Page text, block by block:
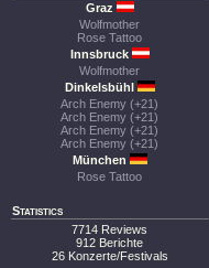
Graz
Wolfmother
Rose Tattoo
Innsbruck
Wolfmother
Dinkelsbühl
Arch Enemy (+21)
Arch Enemy (+21)
Arch Enemy (+21)
Arch Enemy (+21)
München
Rose Tattoo
Statistics
7714 Reviews
912 Berichte
26 Konzerte/Festivals